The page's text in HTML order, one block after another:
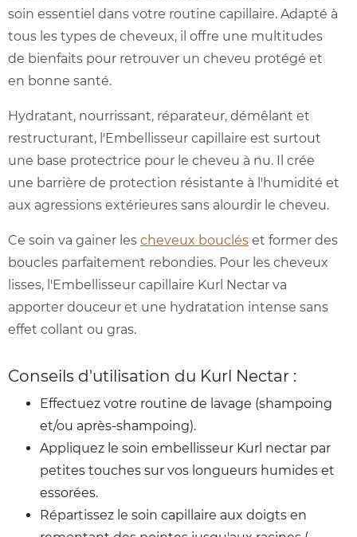
soin essentiel dans votre routine capillaire. Adapté à
tous les types de cheveux, il offre une multitudes
de bienfaits pour retrouver un cheveu protégé et
en bonne santé.
Hydratant, nourrissant, réparateur, démêlant et
restructurant, l'Embellisseur capillaire est surtout
une base protectrice pour le cheveu à nu. Il crée
une barrière de protection résistante à l'humidité et
aux agressions extérieures sans alourdir le cheveu.
Ce soin va gainer les cheveux bouclés et former des
boucles parfaitement rebondies. Pour les cheveux
lisses, l'Embellisseur capillaire Kurl Nectar va
apporter douceur et une hydratation intense sans
effet collant ou gras.
Conseils d'utilisation du Kurl Nectar :
Effectuez votre routine de lavage (shampoing
et/ou après-shampoing).
Appliquez le soin embellisseur Kurl nectar par
petites touches sur vos longueurs humides et
essorées.
Répartissez le soin capillaire aux doigts en